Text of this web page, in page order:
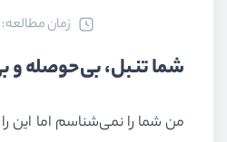
ﺯﻣﺎﻥ ﻣﻄﺎﻟﻌﻪ: 15 دقیقه
شما تنبل، بی‌حوصله و
من شما را نمی‌شناسم اما این